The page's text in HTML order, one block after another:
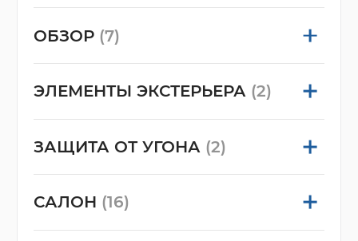
ОБЗОР (7)
ЭЛЕМЕНТЫ ЭКСТЕРЬЕРА (2)
ЗАЩИТА ОТ УГОНА (2)
САЛОН (16)